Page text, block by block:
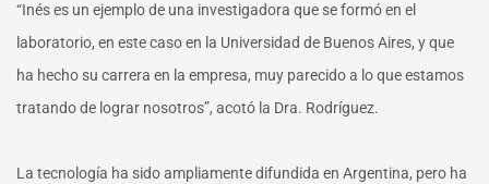
“Inés es un ejemplo de una investigadora que se formó en el
laboratorio, en este caso en la Universidad de Buenos Aires, y que
ha hecho su carrera en la empresa, muy parecido a lo que estamos
tratando de lograr nosotros”, acotó la Dra. Rodríguez.
La tecnología ha sido ampliamente difundida en Argentina, pero ha